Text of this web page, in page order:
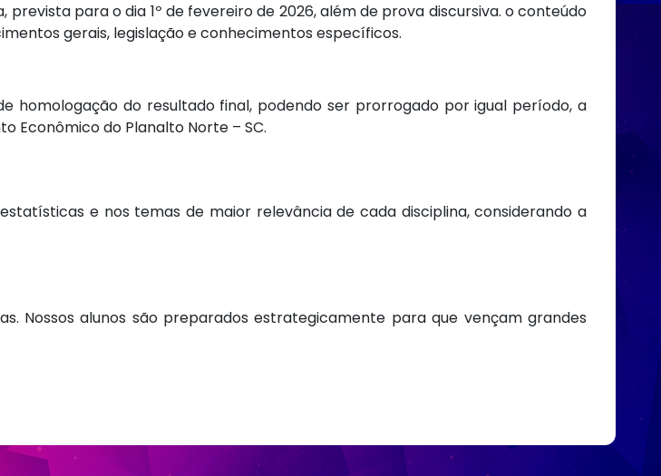
para o dia 1º de fevereiro de 2026, além de prova discursiva. o conteúdo
gerais, legislação e conhecimentos específicos.
homologação do resultado final, podendo ser prorrogado por igual período, a
Econômico do Planalto Norte – SC.
e nos temas de maior relevância de cada disciplina, considerando a
Nossos alunos são preparados estrategicamente para que vençam grandes